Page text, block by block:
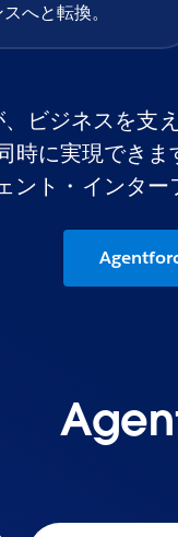
スへと転換。
、ビジネスを支
時に実現でき
ント・インター